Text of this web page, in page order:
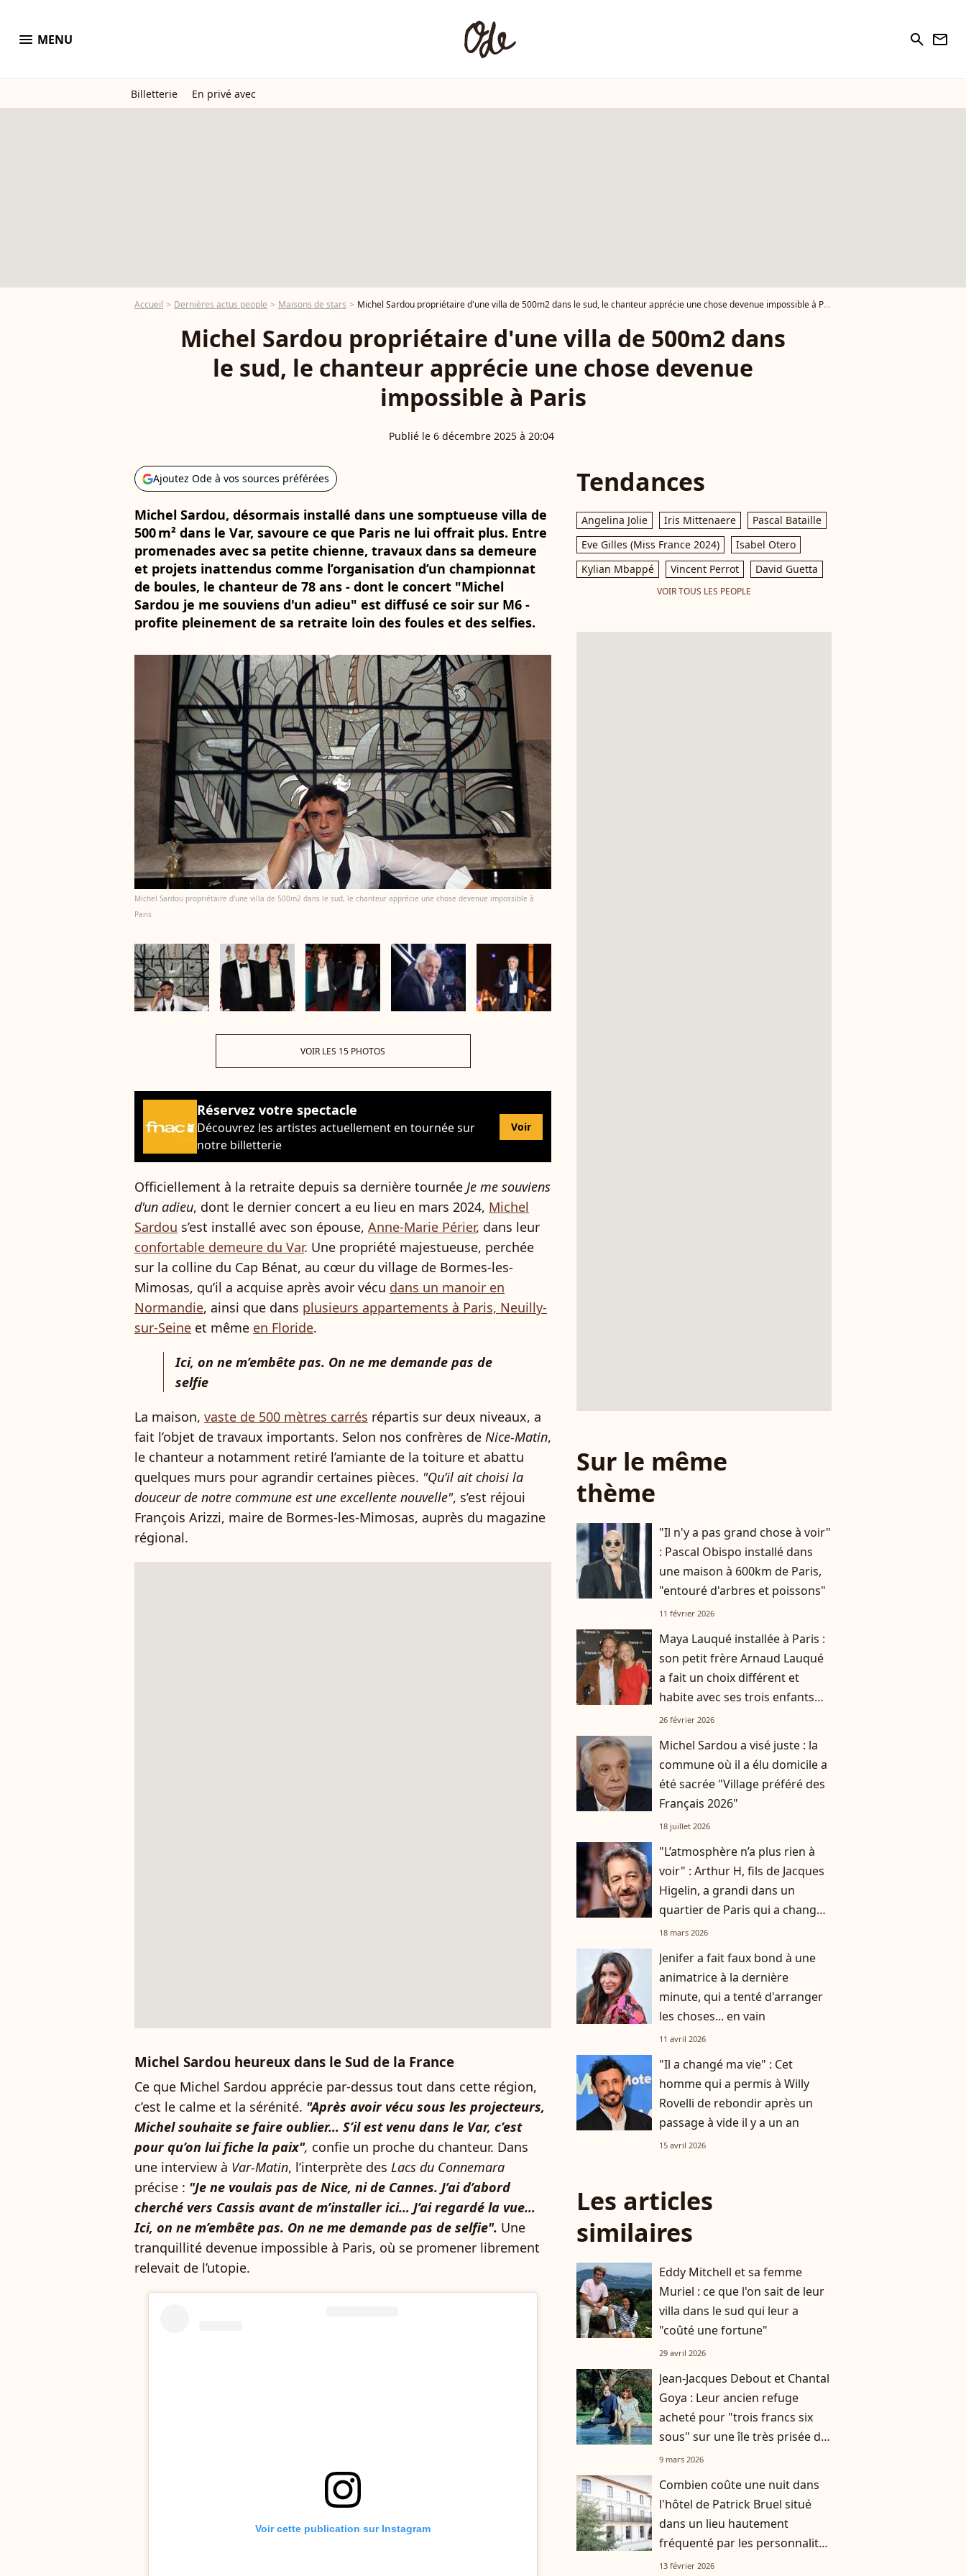
menu MENU search newsletter
Billetterie En privé avec
Accueil Dernières actus people Maisons de stars Michel Sardou propriétaire d'une villa de 500m2 dans le sud, le chanteur apprécie une chose devenue impossible à Paris
Michel Sardou propriétaire d'une villa de 500m2 dans
le sud, le chanteur apprécie une chose devenue
impossible à Paris
Publié le 6 décembre 2025 à 20:04
Ajoutez Ode à vos sources préférées
Michel Sardou, désormais installé dans une somptueuse villa de
500 m² dans le Var, savoure ce que Paris ne lui offrait plus. Entre
promenades avec sa petite chienne, travaux dans sa demeure
et projets inattendus comme l’organisation d’un championnat
de boules, le chanteur de 78 ans - dont le concert "Michel
Sardou je me souviens d'un adieu" est diffusé ce soir sur M6 -
profite pleinement de sa retraite loin des foules et des selfies.
Michel Sardou propriétaire d'une villa de 500m2 dans le sud, le chanteur apprécie une chose devenue impossible à
Paris
VOIR LES 15 PHOTOS
Réservez votre spectacle
Découvrez les artistes actuellement en tournée sur
notre billetterie
Voir
Officiellement à la retraite depuis sa dernière tournée Je me souviens
d'un adieu, dont le dernier concert a eu lieu en mars 2024, Michel
Sardou s’est installé avec son épouse, Anne-Marie Périer, dans leur
confortable demeure du Var. Une propriété majestueuse, perchée
sur la colline du Cap Bénat, au cœur du village de Bormes-les-
Mimosas, qu’il a acquise après avoir vécu dans un manoir en
Normandie, ainsi que dans plusieurs appartements à Paris, Neuilly-
sur-Seine et même en Floride.
Ici, on ne m’embête pas. On ne me demande pas de
selfie
La maison, vaste de 500 mètres carrés répartis sur deux niveaux, a
fait l’objet de travaux importants. Selon nos confrères de Nice-Matin,
le chanteur a notamment retiré l’amiante de la toiture et abattu
quelques murs pour agrandir certaines pièces. "Qu’il ait choisi la
douceur de notre commune est une excellente nouvelle", s’est réjoui
François Arizzi, maire de Bormes-les-Mimosas, auprès du magazine
régional.
Michel Sardou heureux dans le Sud de la France
Ce que Michel Sardou apprécie par-dessus tout dans cette région,
c’est le calme et la sérénité. "Après avoir vécu sous les projecteurs,
Michel souhaite se faire oublier… S’il est venu dans le Var, c’est
pour qu’on lui fiche la paix", confie un proche du chanteur. Dans
une interview à Var-Matin, l’interprète des Lacs du Connemara
précise : "Je ne voulais pas de Nice, ni de Cannes. J’ai d’abord
cherché vers Cassis avant de m’installer ici… J’ai regardé la vue…
Ici, on ne m’embête pas. On ne me demande pas de selfie". Une
tranquillité devenue impossible à Paris, où se promener librement
relevait de l’utopie.
Voir cette publication sur Instagram
Tendances
Angelina Jolie Iris Mittenaere
Pascal Bataille
Eve Gilles (Miss France 2024)
Isabel Otero
Kylian Mbappé
Vincent Perrot David Guetta
VOIR TOUS LES PEOPLE
Sur le même
thème
"Il n'y a pas grand chose à voir"
: Pascal Obispo installé dans
une maison à 600km de Paris,
"entouré d'arbres et poissons"
11 février 2026
Maya Lauqué installée à Paris :
son petit frère Arnaud Lauqué
a fait un choix différent et
habite avec ses trois enfants
dans une ville très appréciée du
26 février 2026
Michel Sardou a visé juste : la
commune où il a élu domicile a
été sacrée "Village préféré des
Français 2026"
18 juillet 2026
"L’atmosphère n’a plus rien à
voir" : Arthur H, fils de Jacques
Higelin, a grandi dans un
quartier de Paris qui a changé
du tout au tout
18 mars 2026
Jenifer a fait faux bond à une
animatrice à la dernière
minute, qui a tenté d'arranger
les choses... en vain
11 avril 2026
"Il a changé ma vie" : Cet
homme qui a permis à Willy
Rovelli de rebondir après un
passage à vide il y a un an
15 avril 2026
Les articles
similaires
Eddy Mitchell et sa femme
Muriel : ce que l'on sait de leur
villa dans le sud qui leur a
"coûté une fortune"
29 avril 2026
Jean-Jacques Debout et Chantal
Goya : Leur ancien refuge
acheté pour "trois francs six
sous" sur une île très prisée de
la côte Atlantique
9 mars 2026
Combien coûte une nuit dans
l'hôtel de Patrick Bruel situé
dans un lieu hautement
fréquenté par les personnalités
?
13 février 2026